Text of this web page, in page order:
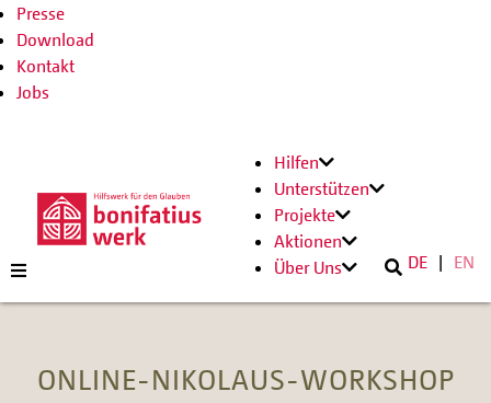
Presse
Download
Kontakt
Jobs
Hilfen
Unterstützen
Projekte
Aktionen
Über Uns
DE EN
ONLINE-NIKOLAUS-WORKSHOP